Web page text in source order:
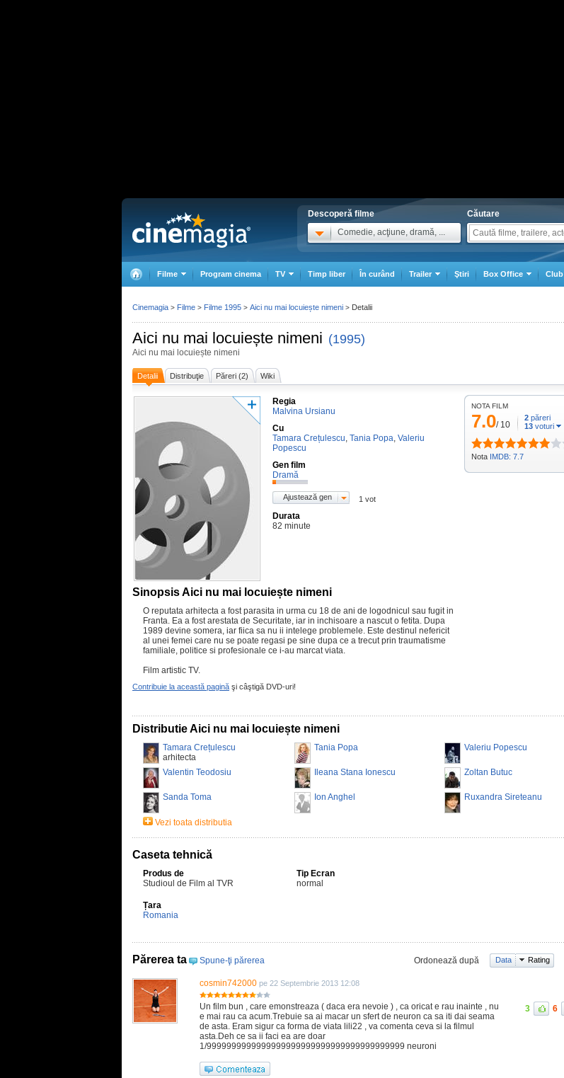
Descoperă filme
Comedie, acţiune, dramă, ...
Căutare
Filme Program cinema TV Timp liber În curând Trailer Ştiri Box Office Club
Aici nu mai locuiește nimeni (1995)
Aici nu mai locuiește nimeni
Detalii Distribuţie Păreri (2) Wiki
Regia
Malvina Ursianu
Cu
Tamara Crețulescu, Tania Popa, Valeriu
Popescu
Gen film
Dramă
Ajustează gen 1 vot
Durata
82 minute
Sinopsis Aici nu mai locuiește nimeni
O reputata arhitecta a fost parasita in urma cu 18 de ani de logodnicul sau fugit in
Franta. Ea a fost arestata de Securitate, iar in inchisoare a nascut o fetita. Dupa
1989 devine somera, iar fiica sa nu ii intelege problemele. Este destinul nefericit
al unei femei care nu se poate regasi pe sine dupa ce a trecut prin traumatisme
familiale, politice si profesionale ce i-au marcat viata.
Film artistic TV.
Contribuie la această pagină şi câştigă DVD-uri!
NOTA FILM
7.0/ 10
2 păreri
13 voturi
Nota IMDB: 7.7
Distributie Aici nu mai locuiește nimeni
Tamara Crețulescu
arhitecta
Tania Popa Valeriu Popescu
Valentin Teodosiu Ileana Stana Ionescu Zoltan Butuc
Sanda Toma Ion Anghel Ruxandra Sireteanu
Vezi toata distributia
Caseta tehnică
Produs de
Studioul de Film al TVR
Tip Ecran
normal
Țara
Romania
Părerea ta Spune-ţi părerea Ordonează după Data Rating
cosmin742000 pe 22 Septembrie 2013 12:08
Un film bun , care emonstreaza ( daca era nevoie ) , ca oricat e rau inainte , nu
e mai rau ca acum.Trebuie sa ai macar un sfert de neuron ca sa iti dai seama
de asta. Eram sigur ca forma de viata lili22 , va comenta ceva si la filmul
asta.Deh ce sa ii faci ea are doar
1/9999999999999999999999999999999999999999 neuroni
3 6
Cinemagia > Filme > Filme 1995 > Aici nu mai locuiește nimeni > Detalii